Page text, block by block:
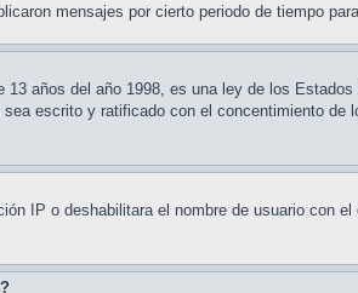
mensajes por cierto periodo de tiempo
años del año 1998, es una ley de los
escrito y ratificado con el concentimiento
IP o deshabilitara el nombre de usuario con